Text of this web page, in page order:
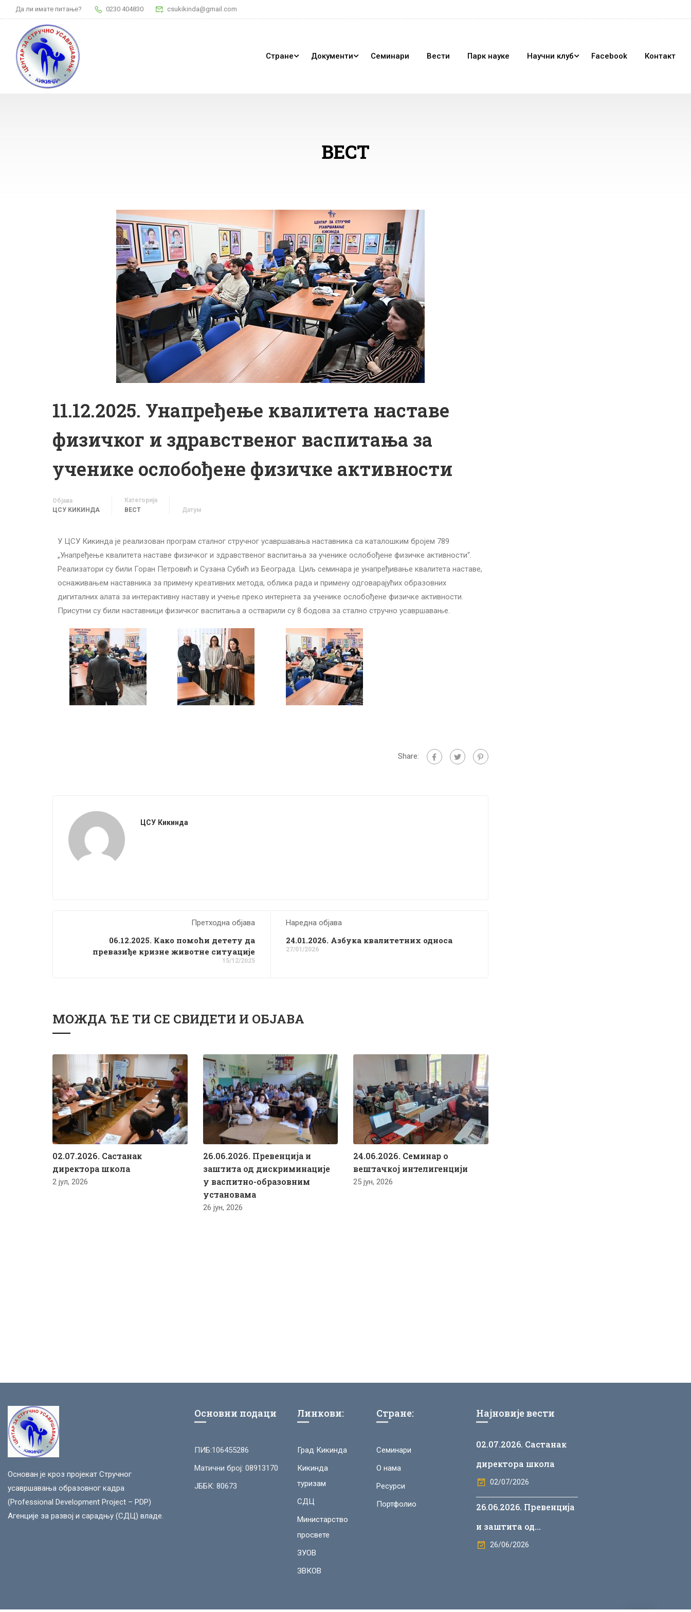
Да ли имате питање? 0230 404830 csukikinda@gmail.com
Стране Документи Семинари Вести Парк науке Научни клуб Facebook Контакт
ВЕСТ
11.12.2025. Унапређење квалитета наставе
физичког и здравственог васпитања за
ученике ослобођене физичке активности
Објава
ЦСУ КИКИНДА
Категорија
ВЕСТ
Датум
У ЦСУ Кикинда је реализован програм сталног стручног усавршавања наставника са каталошким бројем 789
„Унапређење квалитета наставе физичког и здравственог васпитања за ученике ослобођене физичке активности“.
Реализатори су били Горан Петровић и Сузана Субић из Београда. Циљ семинара је унапређивање квалитета наставе,
оснаживањем наставника за примену креативних метода, облика рада и примену одговарајућих образовних
дигиталних алата за интерактивну наставу и учење преко интернета за ученике ослобођене физичке активности.
Присутни су били наставници физичког васпитања а остварили су 8 бодова за стално стручно усавршавање.
Share:
ЦСУ Кикинда
Претходна објава
06.12.2025. Како помоћи детету да
превазиђе кризне животне ситуације
15/12/2025
Наредна објава
24.01.2026. Азбука квалитетних односа
27/01/2026
МОЖДА ЋЕ ТИ СЕ СВИДЕТИ И ОБЈАВА
02.07.2026. Састанак
директора школа
2 јул, 2026
26.06.2026. Превенција и
заштита од дискриминације
у васпитно-образовним
установама
26 јун, 2026
24.06.2026. Семинар о
вештачкој интелигенцији
25 јун, 2026
Основан је кроз пројекат Стручног
усавршавања образовног кадра
(Professional Development Project – PDP)
Агенције за развој и сарадњу (СДЦ) владе.
Основни подаци
ПИБ:106455286
Матични број: 08913170
ЈББК: 80673
Линкови:
Град Кикинда
Кикинда
туризам
СДЦ
Министарство
просвете
ЗУОВ
ЗВКОВ
Стране:
Семинари
О нама
Ресурси
Портфолио
Најновије вести
02.07.2026. Састанак
директора школа
02/07/2026
26.06.2026. Превенција
и заштита од
дискриминације у
26/06/2026